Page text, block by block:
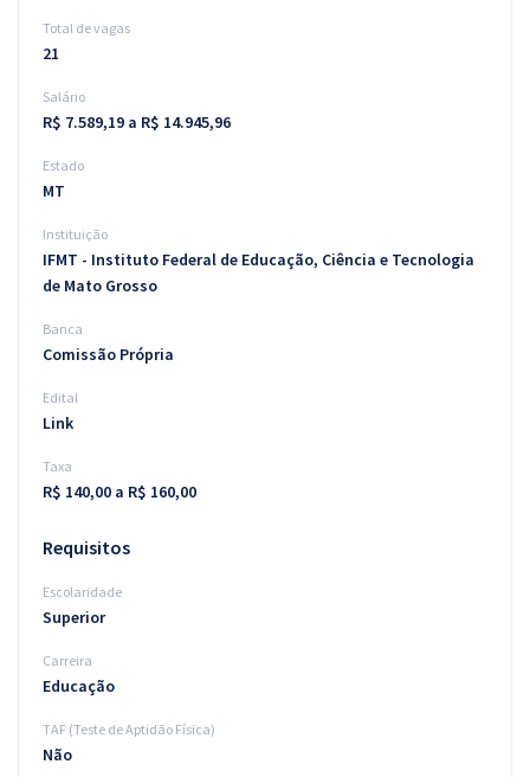
Total de vagas
21
Salário
R$ 7.589,19 a R$ 14.945,96
Estado
MT
Instituição
IFMT - Instituto Federal de Educação, Ciência e Tecnologia
de Mato Grosso
Banca
Comissão Própria
Edital
Link
Taxa
R$ 140,00 a R$ 160,00
Requisitos
Escolaridade
Superior
Carreira
Educação
TAF (Teste de Aptidão Física)
Não